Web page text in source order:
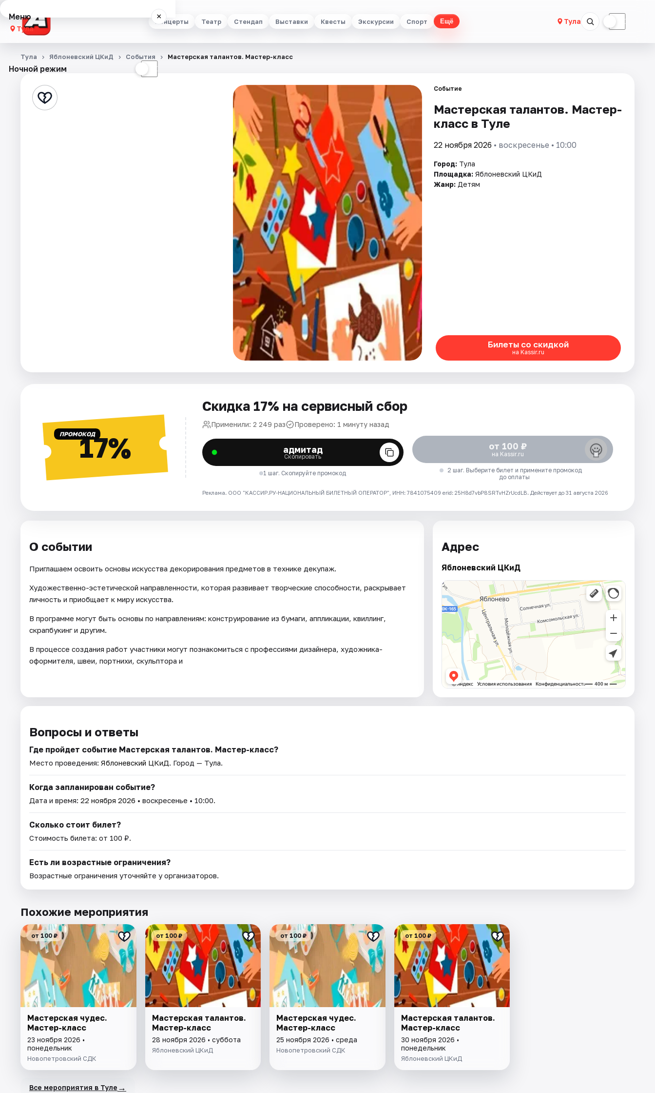
Концерты Театр Стендап Выставки Квесты Экскурсии Спорт Ещё Тула ☾
Меню ×
Тула
Концерты
Стендап
Ночной режим ☾
Тула Яблоневский ЦКиД События Мастерская талантов. Мастер-класс
Событие
Мастерская талантов. Мастер-
класс в Туле
22 ноября 2026 • воскресенье • 10:00
Город: Тула
Площадка: Яблоневский ЦКиД
Жанр: Детям
Билеты со скидкой
на Kassir.ru
ПРОМОКОД17%
Скидка 17% на сервисный сбор
Применили: 2 249 раз Проверено: 1 минуту назад
адмитад
Скопировать
1 шаг. Скопируйте промокод
от 100 ₽
на Kassir.ru
2 шаг. Выберите билет и примените промокод
до оплаты
Реклама. ООО "КАССИР.РУ-НАЦИОНАЛЬНЫЙ БИЛЕТНЫЙ ОПЕРАТОР", ИНН: 7841075409 erid: 25H8d7vbP8SRTvHZrUcdLB. Действует до 31 августа 2026
О событии
Приглашаем освоить основы искусства декорирования предметов в технике декупаж.
Художественно-эстетической направленности, которая развивает творческие способности, раскрывает
личность и приобщает к миру искусства.
В программе могут быть основы по направлениям: конструирование из бумаги, аппликации, квиллинг,
скрапбукинг и другим.
В процессе создания работ участники могут познакомиться с профессиями дизайнера, художника-
оформителя, швеи, портнихи, скульптора и
Адрес
Яблоневский ЦКиД
Вопросы и ответы
Где пройдет событие Мастерская талантов. Мастер-класс?
Место проведения: Яблоневский ЦКиД. Город — Тула.
Когда запланирован событие?
Дата и время: 22 ноября 2026 • воскресенье • 10:00.
Сколько стоит билет?
Стоимость билета: от 100 ₽.
Есть ли возрастные ограничения?
Возрастные ограничения уточняйте у организаторов.
Похожие мероприятия
от 100 ₽
Мастерская чудес.
Мастер-класс
23 ноября 2026 •
понедельник
Новопетровский СДК
от 100 ₽
Мастерская талантов.
Мастер-класс
28 ноября 2026 • суббота
Яблоневский ЦКиД
от 100 ₽
Мастерская чудес.
Мастер-класс
25 ноября 2026 • среда
Новопетровский СДК
от 100 ₽
Мастерская талантов.
Мастер-класс
30 ноября 2026 •
понедельник
Яблоневский ЦКиД
Все мероприятия в Туле →